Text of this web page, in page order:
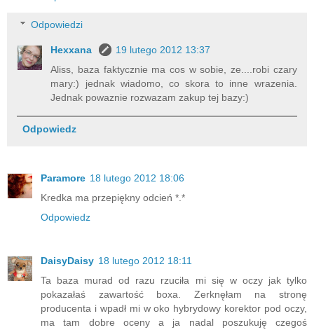
Odpowiedzi
Hexxana
19 lutego 2012 13:37
Aliss, baza faktycznie ma cos w sobie, ze....robi czary
mary:) jednak wiadomo, co skora to inne wrazenia.
Jednak powaznie rozwazam zakup tej bazy:)
Odpowiedz
Paramore 18 lutego 2012 18:06
Kredka ma przepiękny odcień *.*
Odpowiedz
DaisyDaisy 18 lutego 2012 18:11
Ta baza murad od razu rzuciła mi się w oczy jak tylko
pokazałaś zawartość boxa. Zerknęłam na stronę
producenta i wpadł mi w oko hybrydowy korektor pod oczy,
ma tam dobre oceny a ja nadal poszukuję czegoś